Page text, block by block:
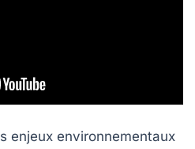
enjeux environnementaux